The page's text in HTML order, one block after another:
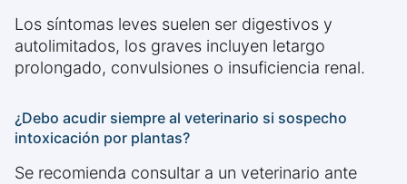
Los síntomas leves suelen ser digestivos y
autolimitados, los graves incluyen letargo
prolongado, convulsiones o insuficiencia renal.
¿Debo acudir siempre al veterinario si sospecho
intoxicación por plantas?
Se recomienda consultar a un veterinario ante